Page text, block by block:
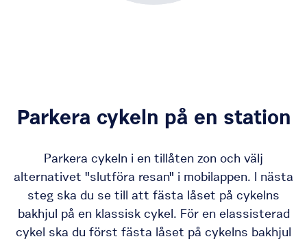
Parkera cykeln på en station
Parkera cykeln i en tillåten zon och välj
alternativet "slutföra resan" i mobilappen. I nästa
steg ska du se till att fästa låset på cykelns
bakhjul på en klassisk cykel. För en elassisterad
cykel ska du först fästa låset på cykelns bakhjul